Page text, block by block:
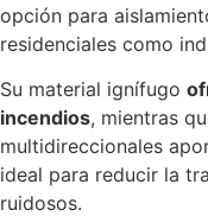
opción para
residenciales como
Su material ignífugo
incendios, mientras
multidireccionales
ideal para reducir la
ruidosos.